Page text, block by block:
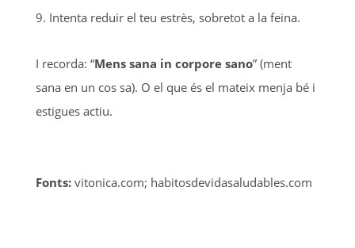
Intenta reduir el teu estrès, sobretot a la feina.
I recorda: “Mens sana in corpore sano” (ment
sana en un cos sa). O el que és el mateix menja bé i
estigues actiu.
Fonts:vitonica.com; habitosdevidasaludables.com